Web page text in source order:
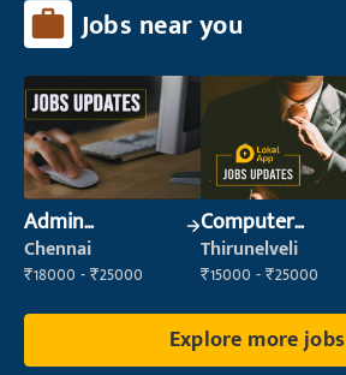
Jobs near you
Admin
Supervisor
Chennai
₹18000 - ₹25000
Computer
Operator
Thirunelveli
₹15000 - ₹25000
Explore more jobs